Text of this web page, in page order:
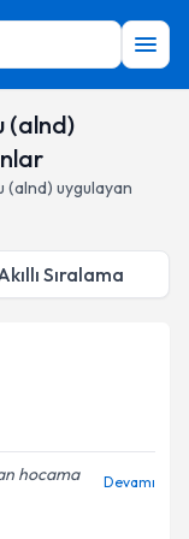
(alnd)
(alnd) uygulayan
Sıralama
hocama
Devamı